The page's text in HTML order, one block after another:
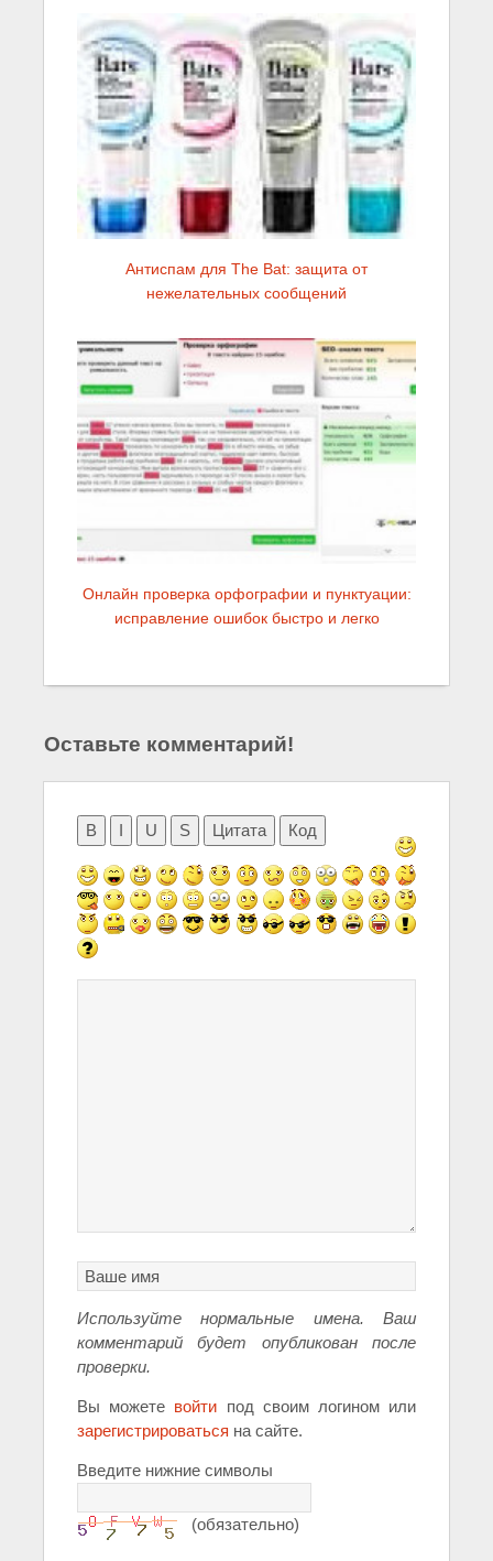
Антиспам для The Bat: защита от
нежелательных сообщений
Онлайн проверка орфографии и пунктуации:
исправление ошибок быстро и легко
Оставьте комментарий!
B I U S Цитата Код
Используйте нормальные имена. Ваш
комментарий будет опубликован после
проверки.
Вы можете войти под своим логином или
зарегистрироваться на сайте.
Введите нижние символы
(обязательно)